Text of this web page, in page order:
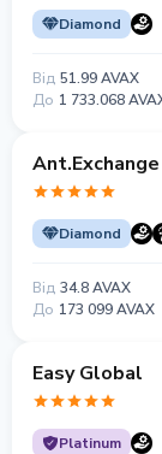
Diamond
Від 51.99 AVAX
До 1 733.068
Ant.Exchange
Diamond
Від 34.8 AVAX
До 173 099 AVAX
Easy Global
Platinum